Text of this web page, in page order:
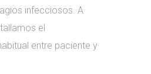
infecciosos. A
el
entre paciente y